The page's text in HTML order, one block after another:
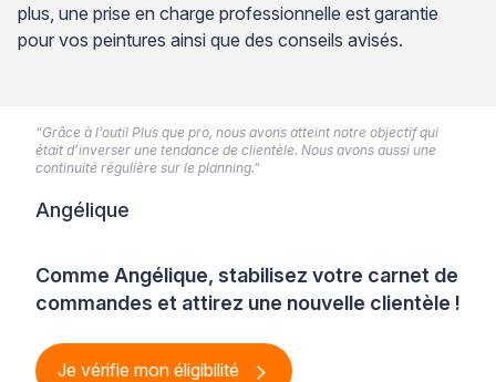
plus, une prise en charge professionnelle est garantie
pour vos peintures ainsi que des conseils avisés.
Comme Angélique, stabilisez votre carnet de
commandes et attirez une nouvelle clientèle !
Je vérifie mon éligibilité
“Grâce à l’outil Plus que pro, nous avons atteint notre objectif qui
était d’inverser une tendance de clientèle. Nous avons aussi une
continuité régulière sur le planning.”
Angélique